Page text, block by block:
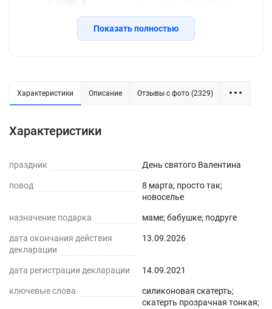
производства используется экологически
водонепроницаемости, нескользкости,
термостойкости (максимум до 70°С).
Легко мыть и протирать
Показать полностью
Характеристики Описание Отзывы с фото (2329)
Характеристики
праздник День святого Валентина
повод
8 марта; просто так;
новоселье
назначение подарка маме; бабушке; подруге
дата окончания действия
декларации
13.09.2026
дата регистрации декларации 14.09.2021
ключевые слова
силиконовая скатерть;
скатерть прозрачная тонкая;